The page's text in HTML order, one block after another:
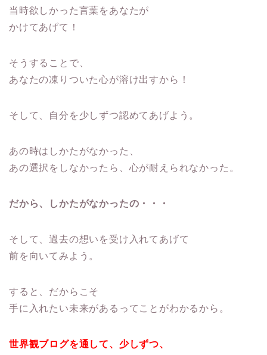
当時欲しかった言葉をあなたが
かけてあげて！
そうすることで、
あなたの凍りついた心が溶け出すから！
そして、自分を少しずつ認めてあげよう。
あの時はしかたがなかった、
あの選択をしなかったら、心が耐えられなかった。
だから、しかたがなかったの・・・
そして、過去の想いを受け入れてあげて
前を向いてみよう。
すると、だからこそ
手に入れたい未来があるってことがわかるから。
世界観ブログを通して、少しずつ、